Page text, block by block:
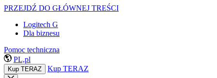
PRZEJDŹ DO GŁÓWNEJ TREŚCI
Logitech G
Dla biznesu
Pomoc techniczna
PL,pl
Kup TERAZ Kup TERAZ